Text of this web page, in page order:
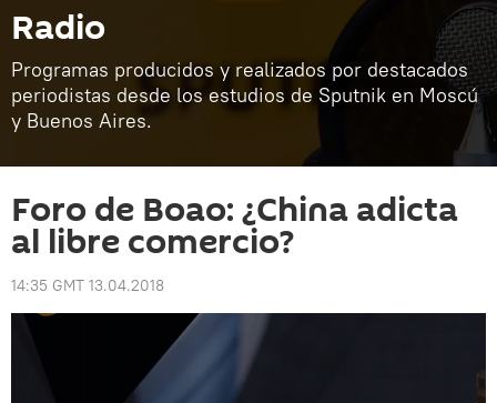
Radio
Programas producidos y realizados por destacados
periodistas desde los estudios de Sputnik en Moscú
y Buenos Aires.
Foro de Boao: ¿China adicta
al libre comercio?
14:35 GMT 13.04.2018